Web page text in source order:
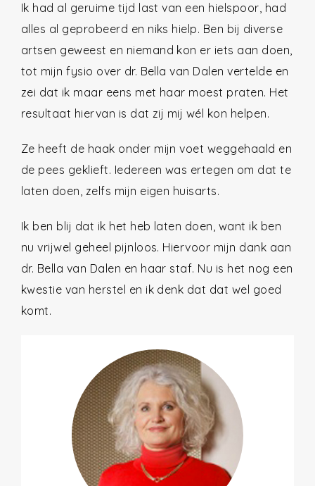
Ik had al geruime tijd last van een hielspoor, had
alles al geprobeerd en niks hielp. Ben bij diverse
artsen geweest en niemand kon er iets aan doen,
tot mijn fysio over dr. Bella van Dalen vertelde en
zei dat ik maar eens met haar moest praten. Het
resultaat hiervan is dat zij mij wél kon helpen.
Ze heeft de haak onder mijn voet weggehaald en
de pees geklieft. Iedereen was ertegen om dat te
laten doen, zelfs mijn eigen huisarts.
Ik ben blij dat ik het heb laten doen, want ik ben
nu vrijwel geheel pijnloos. Hiervoor mijn dank aan
dr. Bella van Dalen en haar staf. Nu is het nog een
kwestie van herstel en ik denk dat dat wel goed
komt.